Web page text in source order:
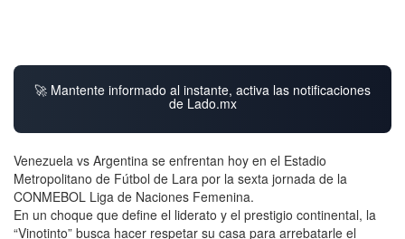
🚀 Mantente informado al instante, activa las notificaciones
de Lado.mx
Venezuela vs Argentina se enfrentan hoy en el Estadio
Metropolitano de Fútbol de Lara por la sexta jornada de la
CONMEBOL Liga de Naciones Femenina.
En un choque que define el liderato y el prestigio continental, la
“Vinotinto” busca hacer respetar su casa para arrebatarle el